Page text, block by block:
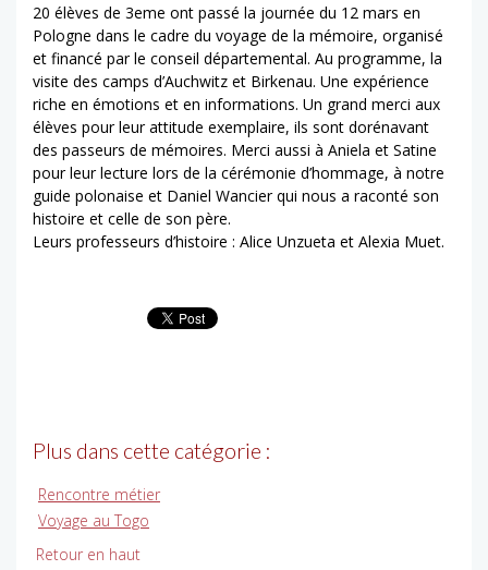
20 élèves de 3eme ont passé la journée du 12 mars en
Pologne dans le cadre du voyage de la mémoire, organisé
et financé par le conseil départemental. Au programme, la
visite des camps d’Auchwitz et Birkenau. Une expérience
riche en émotions et en informations. Un grand merci aux
élèves pour leur attitude exemplaire, ils sont dorénavant
des passeurs de mémoires. Merci aussi à Aniela et Satine
pour leur lecture lors de la cérémonie d’hommage, à notre
guide polonaise et Daniel Wancier qui nous a raconté son
histoire et celle de son père.
Leurs professeurs d’histoire : Alice Unzueta et Alexia Muet.
Plus dans cette catégorie :
Rencontre métier
Voyage au Togo
Retour en haut